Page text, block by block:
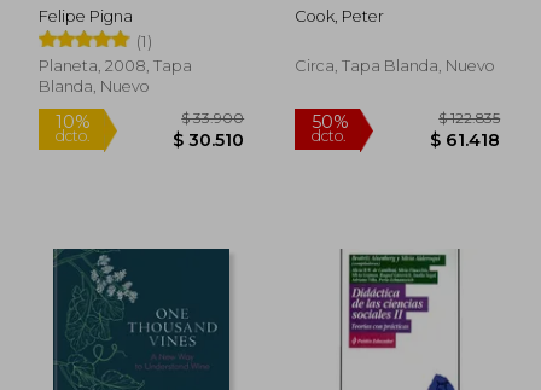
50%
dcto. $ 42.657
10%
dcto. $
Felipe Pigna
(1)
Planeta, 2008, Tapa
Blanda, Nuevo
Cook, Peter
Circa, Tapa Blanda, Nuevo